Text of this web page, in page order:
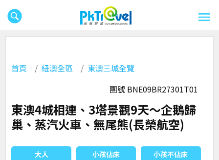
首頁 紐澳全區
東澳三城全覽
團號 BNE09BR27301T01
東澳4城相連、3塔景觀9天～企鵝歸
巢、蒸汽火車、無尾熊(長榮航空)
大人 小孩佔床 小孩不佔床